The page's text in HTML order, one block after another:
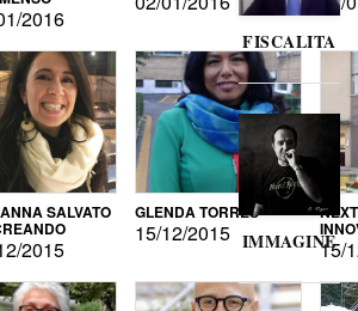
2016
SALVATO
2015
GLENDA TORRES
15/12/2015
15/
FISCALITA
IMMAGINE